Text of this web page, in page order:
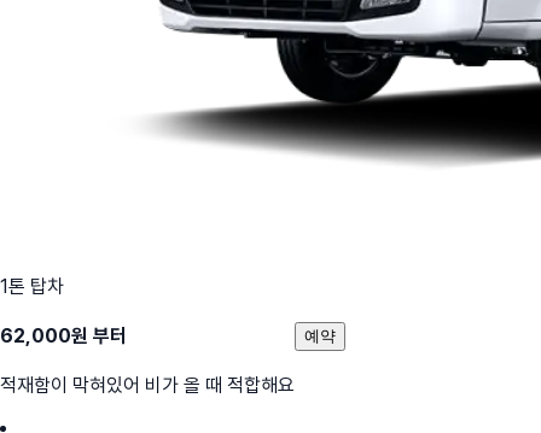
1톤 탑차
62,000원 부터
적재함이 막혀있어 비가 올 때 적합해요
예약